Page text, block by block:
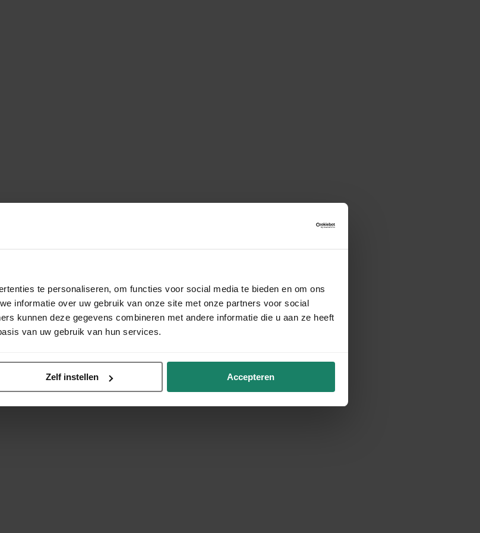
te personaliseren, om functies voor social media te bieden en om ons
informatie over uw gebruik van onze site met onze partners voor social
kunnen deze gegevens combineren met andere informatie die u aan ze heeft
van uw gebruik van hun services.
Zelf instellen Accepteren